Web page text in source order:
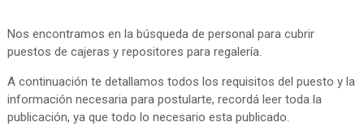
Nos encontramos en la búsqueda de personal para cubrir
puestos de cajeras y repositores para regalería.
A continuación te detallamos todos los requisitos del puesto y la
información necesaria para postularte, recordá leer toda la
publicación, ya que todo lo necesario esta publicado.